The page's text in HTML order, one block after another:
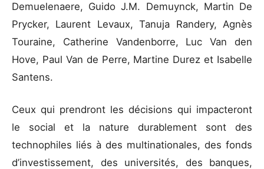
Demuelenaere, Guido J.M. Demuynck, Martin De
Prycker, Laurent Levaux, Tanuja Randery, Agnès
Touraine, Catherine Vandenborre, Luc Van den
Hove, Paul Van de Perre, Martine Durez et Isabelle
Santens.
Ceux qui prendront les décisions qui impacteront
le social et la nature durablement sont des
technophiles liés à des multinationales, des fonds
d’investissement, des universités, des banques,